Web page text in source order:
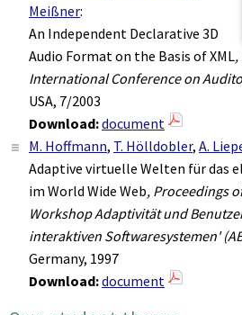
Meißner:
An Independent Declarative 3D
Audio Format on the Basis of XML
International Conference on
USA, 7/2003
Download:document
M. Hoffmann, T. Hölldobler, A.
Adaptive virtuelle Welten für das
im World Wide Web, Proceedings
Workshop Adaptivität und
interaktiven Softwaresystemen'
Germany, 1997
Download:document